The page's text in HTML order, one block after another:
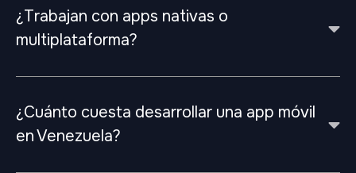
¿Trabajan con apps nativas o
multiplataforma?
¿Cuánto cuesta desarrollar una app móvil
en Venezuela?